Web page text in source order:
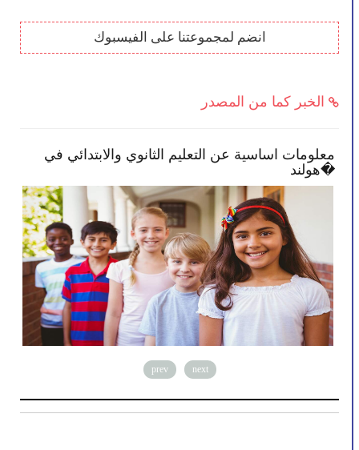
انضم لمجموعتنا على الفيسبوك
الخبر كما من المصدر
معلومات
تمكنك بأن تصبح أكثر انخراطًا في
طفلك
prev next